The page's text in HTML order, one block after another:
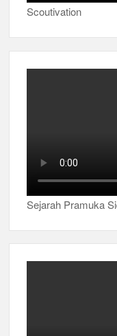
Scoutivation
Sejarah Pramuka